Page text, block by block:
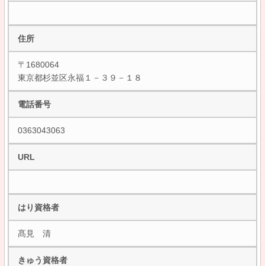
住所
〒1680064
東京都杉並区永福１－３９－１８
電話番号
0363043063
URL
はり資格者
髙見 清
きゅう資格者